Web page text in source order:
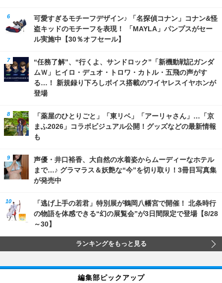
可愛すぎるモチーフデザイン♪ 「名探偵コナン」コナン&怪
盗キッドのモチーフを表現！ 「MAYLA」パンプスがセー
ル実施中【30％オフセール】
“任務了解”、“行くよ、サンドロック”「新機動戦記ガンダ
ムＷ」ヒイロ・デュオ・トロワ・カトル・五飛の声がす
る…！ 新規録り下ろしボイス搭載のワイヤレスイヤホンが
登場
「薬屋のひとりごと」「東リベ」「アーリャさん」…「京
まふ2026」コラボビジュアル公開！グッズなどの最新情報
も
声優・井口裕香、大自然の水着姿からムーディーなホテル
まで…♪ グラマラス＆妖艶な“今”を切り取り！3冊目写真集
が発売中
「逃げ上手の若君」特別展が鶴岡八幡宮で開催！ 北条時行
の物語を体感できる“幻の展覧会”が3日間限定で登場【8/28
～30】
ランキングをもっと見る
編集部ピックアップ